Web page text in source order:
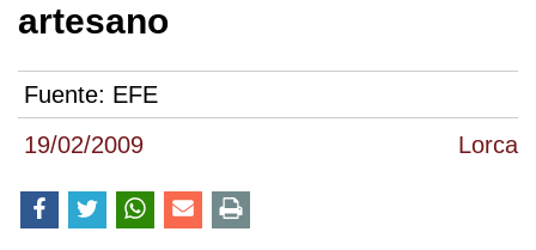
19/02/2009 Lorca
artesano
Fuente: EFE